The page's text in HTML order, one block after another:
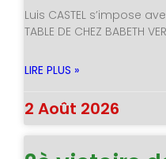
Luis CASTEL s’impose
TABLE DE CHEZ BABETH
LIRE PLUS »
2 Août 2026